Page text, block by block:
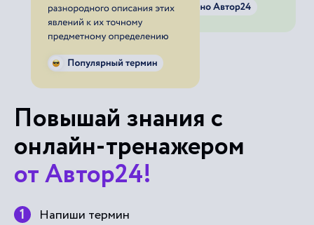
Повышай знания с
онлайн-тренажером
от Автор24!
Напиши термин